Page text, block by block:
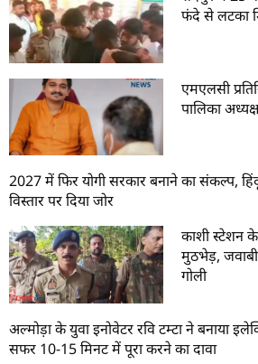
फंदे से लटका
एमएलसी
पालिका
2027 में फिर योगी सरकार बनाने का संकल्प,
विस्तार पर दिया जोर
काशी स्टेशन
मुठभेड़,
गोली
अल्मोड़ा के युवा इनोवेटर रवि टम्टा ने बनाया
सफर 10-15 मिनट में पूरा करने का दावा